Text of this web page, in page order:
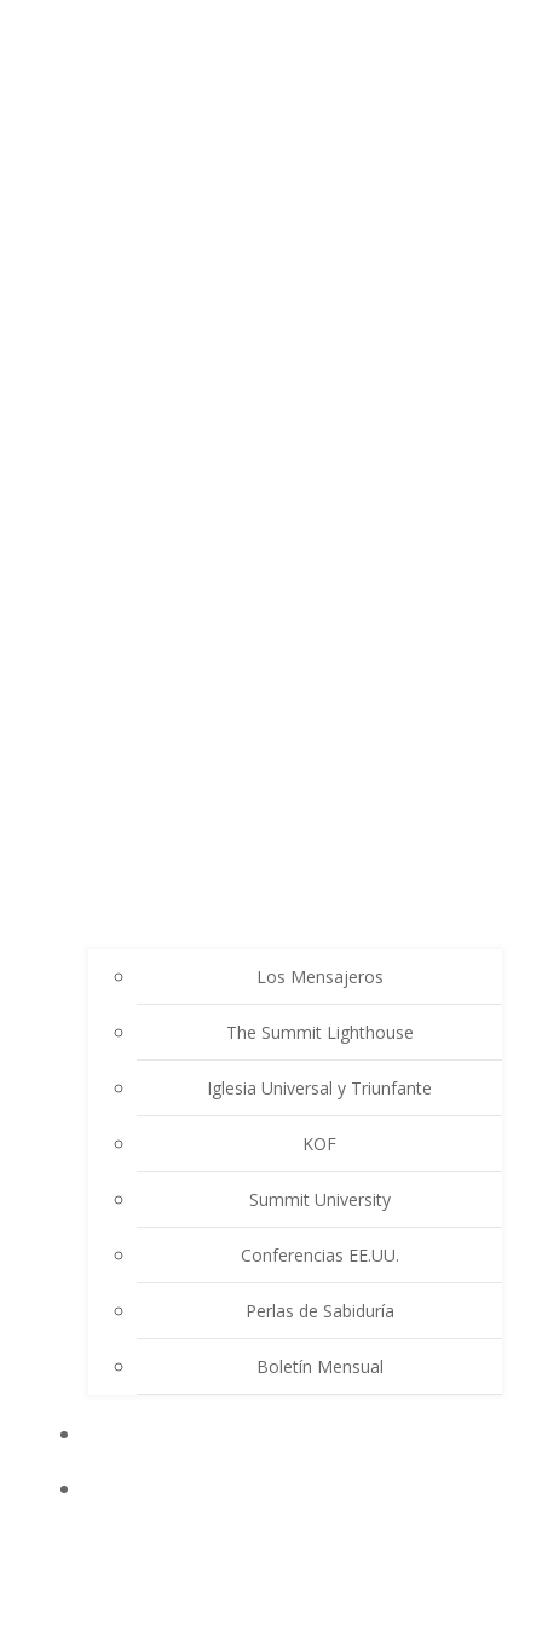
Los Mensajeros
The Summit Lighthouse
Iglesia Universal y Triunfante
KOF
Summit University
Conferencias EE.UU.
Perlas de Sabiduría
Boletín Mensual